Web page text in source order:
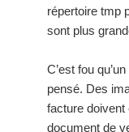
répertoire tmp
sont plus
C’est fou
pensé. Des
facture doivent
document de